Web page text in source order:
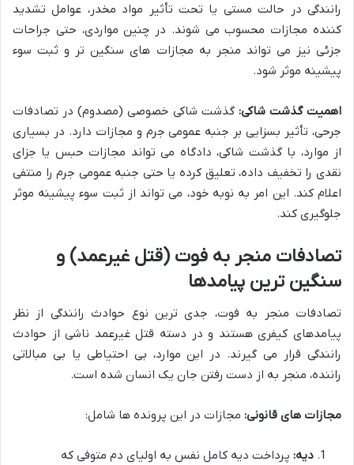
رانندگی در حالت مستی یا تحت تأثیر مواد مخدر، عوامل تشدید
کننده مجازات محسوب می شوند. در چنین مواردی، حتی جراحات
جزئی نیز می تواند منجر به مجازات های سنگین تر و ثبت سوء
پیشینه موثر شود.
اهمیت گذشت شاکی: گذشت شاکی خصوصی (مصدوم) در تصادفات
جرحی، تأثیر بسزایی بر جنبه عمومی جرم و مجازات دارد. در بسیاری
از موارد، با گذشت شاکی، دادگاه می تواند مجازات حبس یا جزای
نقدی را تخفیف داده، تعلیق کرده یا حتی جنبه عمومی جرم را منتفی
اعلام کند. این امر به نوبه خود، می تواند از ثبت سوء پیشینه موثر
جلوگیری کند.
تصادفات منجر به فوت (قتل غیرعمد) و
سنگین ترین پیامدها
تصادفات منجر به فوت، جدی ترین نوع حوادث رانندگی از نظر
پیامدهای کیفری هستند و در دسته قتل غیرعمد ناشی از حوادث
رانندگی قرار می گیرند. در این موارد، بی احتیاطی یا بی مبالاتی
راننده، منجر به از دست رفتن جان یک انسان شده است.
مجازات های قانونی: مجازات در این پرونده ها شامل:
دیه: پرداخت دیه کامل نفس به اولیای دم متوفی که